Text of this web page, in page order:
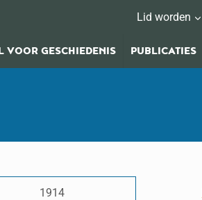
Lid worden
VOOR GESCHIEDENIS PUBLICATIES
1914